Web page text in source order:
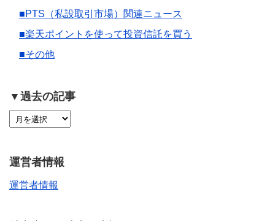
■PTS（私設取引市場）関連ニュース
■楽天ポイントを使って投資信託を買う
■その他
▼過去の記事
運営者情報
運営者情報